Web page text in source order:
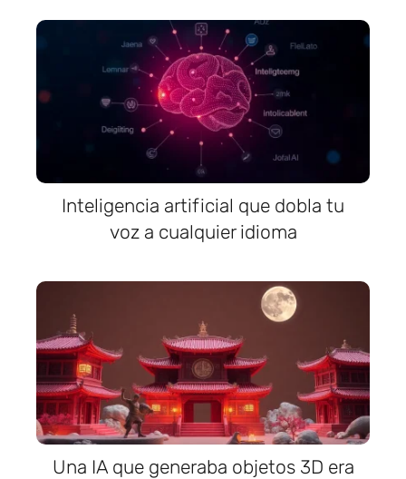
Inteligencia artificial que dobla tu
voz a cualquier idioma
Una IA que generaba objetos 3D era